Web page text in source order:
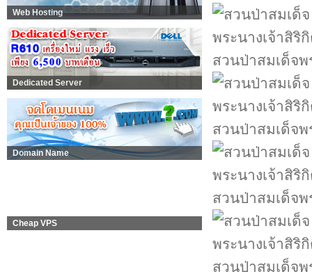
Web Hosting
Dedicated Server
Domain Name
Cheap VPS
สวนป่าสมเด็จพ
สวนป่าสมเด็จพ
สวนป่าสมเด็จพ
สวนป่าสมเด็จพ